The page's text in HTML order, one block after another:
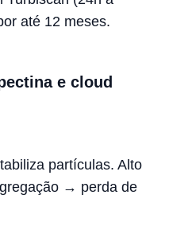
até 12 meses.
e cloud
partículas. Alto
→ perda de